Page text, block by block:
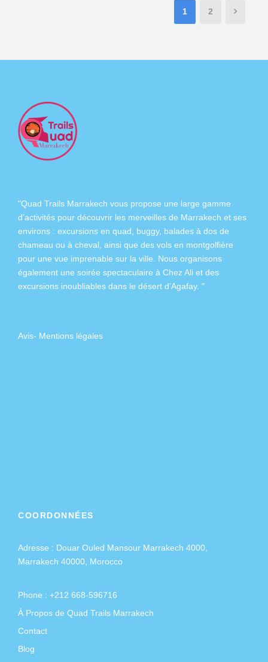
1 2
"Quad Trails Marrakech vous propose une large gamme
d’activités pour découvrir les merveilles de Marrakech et ses
environs : excursions en quad buggy, balades à dos de
chameau ou à cheval , ainsi que des vols en montgolfière
pour une vue imprenable sur la ville. Nous organisons
également une soirée spectaculaire à Chez Ali et des
excursions inoubliables dans le désert d’Agafay. "
Avis- Mentions légales
COORDONNÉES
Adresse : Douar Ouled Mansour Marrakech 4000,
Marrakech 40000, Morocco
Phone : +212 668-596716
À Propos de Quad Trails Marrakech
Contact
Blog